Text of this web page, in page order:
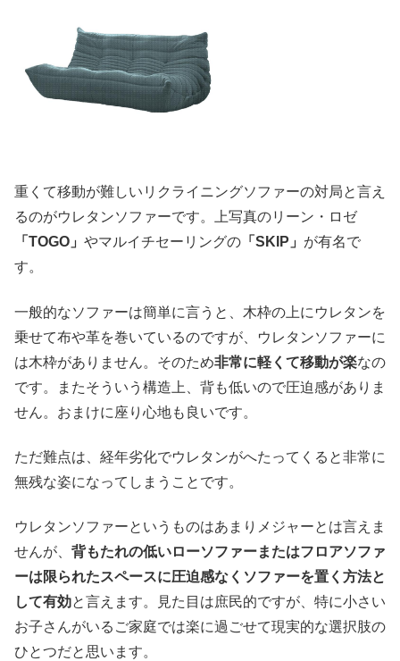
重くて移動が難しいリクライニングソファーの対局と言え
るのがウレタンソファーです。上写真のリーン・ロゼ
「TOGO」 やマルイチセーリングの 「SKIP」 が有名で
す。
一般的なソファーは簡単に言うと、木枠の上にウレタンを
乗せて布や革を巻いているのですが、ウレタンソファーに
は木枠がありません。そのため非常に軽くて移動が楽なの
です。またそういう構造上、背も低いので圧迫感がありま
せん。おまけに座り心地も良いです。
ただ難点は、経年劣化でウレタンがへたってくると非常に
無残な姿になってしまうことです。
ウレタンソファーというものはあまりメジャーとは言えま
せんが、 背もたれの低いローソファーまたはフロアソファ
ーは限られたスペースに圧迫感なくソファーを置く方法と
して有効と言えます。見た目は庶民的ですが、特に小さい
お子さんがいるご家庭では楽に過ごせて現実的な選択肢の
ひとつだと思います。